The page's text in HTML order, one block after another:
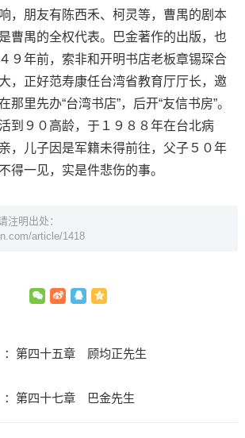
，朋友有陈西禾、柯灵等，曹禺的剧本
曹禺的全权代表。巴金著作的出版，也
９年前，索非和开明书店老板章锡琛合
，正好范寿康任台湾省教育厅厅长，邀
那里先办“台湾书店”，后开“友信书房”。
９０高龄，于１９８８年在台北病
，儿子因是军籍未得前往，父子５０年
得一见，实是件悲伤的事。
注明出处：
article/1418
：第四十五章 顾均正先生
：第四十七章 巴金先生